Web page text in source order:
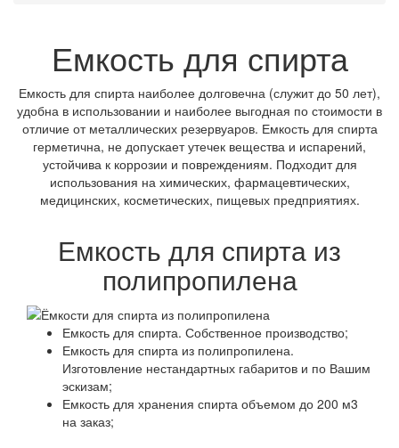
Емкость для спирта
Емкость для спирта наиболее долговечна (служит до 50 лет),
удобна в использовании и наиболее выгодная по стоимости в
отличие от металлических резервуаров. Емкость для спирта
герметична, не допускает утечек вещества и испарений,
устойчива к коррозии и повреждениям. Подходит для
использования на химических, фармацевтических,
медицинских, косметических, пищевых предприятиях.
Емкость для спирта из
полипропилена
Емкость для спирта. Собственное производство;
Емкость для спирта из полипропилена.
Изготовление нестандартных габаритов и по Вашим
эскизам;
Емкость для хранения спирта объемом до 200 м3
на заказ;